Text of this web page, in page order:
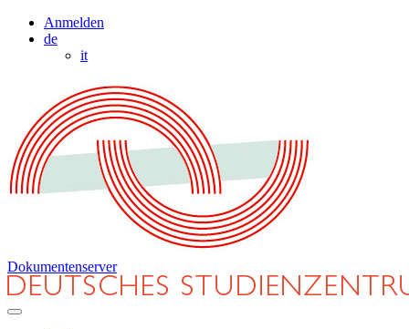
Anmelden
de
it
Dokumentenserver